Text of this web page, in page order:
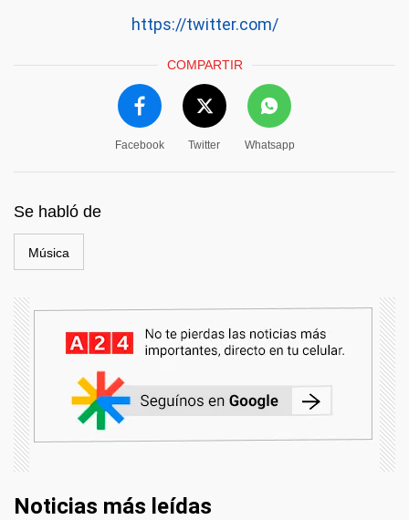
https://twitter.com/
COMPARTIR
Facebook Twitter Whatsapp
Se habló de
Música
Noticias más leídas